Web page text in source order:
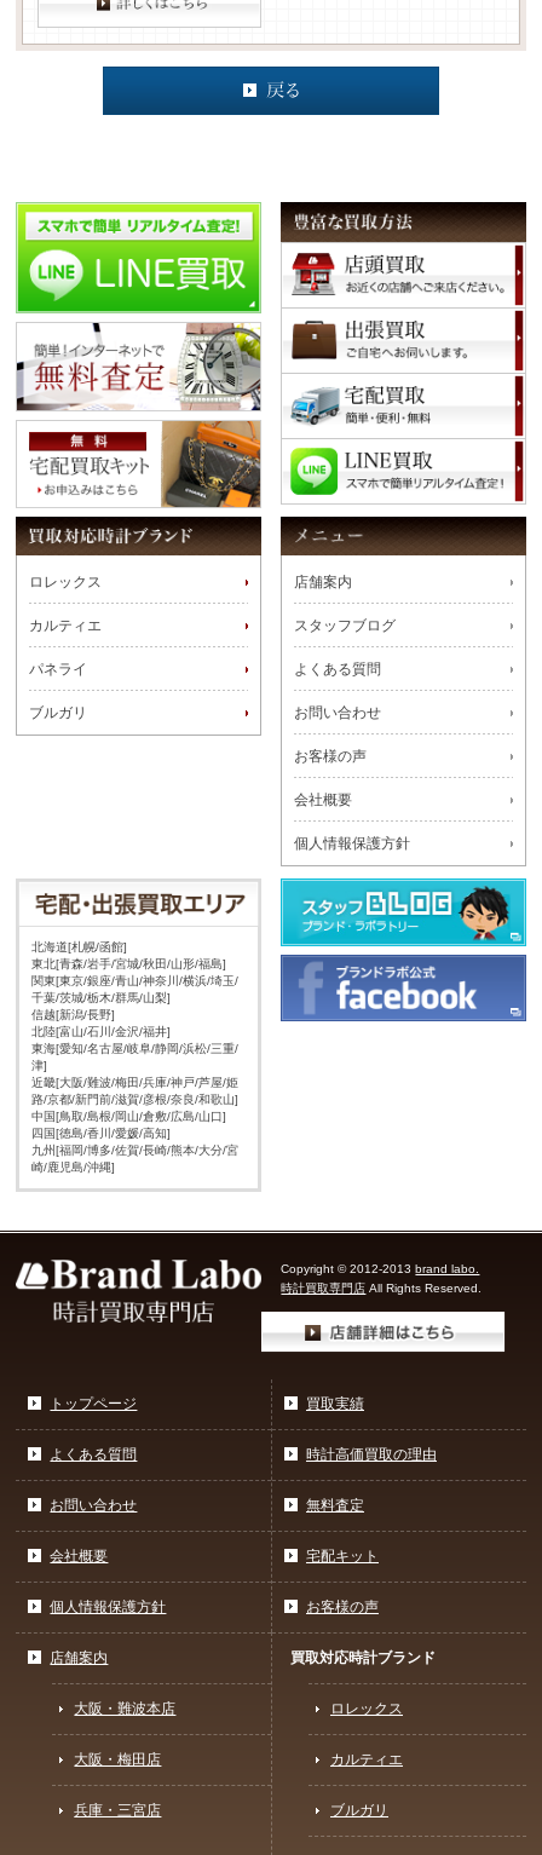
ロレックス
カルティエ
パネライ
ブルガリ
店舗案内
スタッフブログ
よくある質問
お問い合わせ
お客様の声
会社概要
個人情報保護方針
北海道[札幌/函館]
東北[青森/岩手/宮城/秋田/山形/福島]
関東[東京/銀座/青山/神奈川/横浜/埼玉/
千葉/茨城/栃木/群馬/山梨]
信越[新潟/長野]
北陸[富山/石川/金沢/福井]
東海[愛知/名古屋/岐阜/静岡/浜松/三重/
津]
近畿[大阪/難波/梅田/兵庫/神戸/芦屋/姫
路/京都/新門前/滋賀/彦根/奈良/和歌山]
中国[鳥取/島根/岡山/倉敷/広島/山口]
四国[徳島/香川/愛媛/高知]
九州[福岡/博多/佐賀/長崎/熊本/大分/宮
崎/鹿児島/沖縄]
Copyright © 2012-2013brand labo.
時計買取専門店 All Rights Reserved.
トップページ
よくある質問
お問い合わせ
会社概要
個人情報保護方針
買取実績
時計高価買取の理由
無料査定
宅配キット
お客様の声
店舗案内
大阪・難波本店
大阪・梅田店
兵庫・三宮店
買取対応時計ブランド
ロレックス
カルティエ
ブルガリ